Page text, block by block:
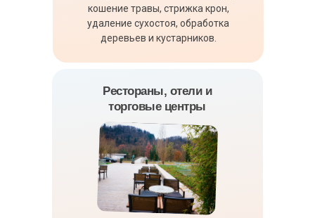
кошение травы, стрижка крон,
удаление сухостоя, обработка
деревьев и кустарников.
Рестораны, отели и
торговые центры